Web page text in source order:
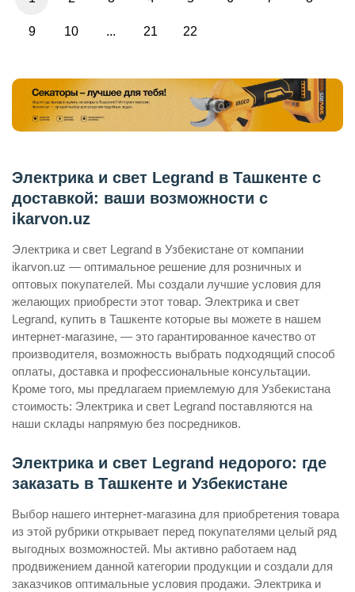
9 10 ... 21 22
Электрика и свет Legrand в Ташкенте с
доставкой: ваши возможности с
ikarvon.uz
Электрика и свет Legrand в Узбекистане от компании
ikarvon.uz — оптимальное решение для розничных и
оптовых покупателей. Мы создали лучшие условия для
желающих приобрести этот товар. Электрика и свет
Legrand, купить в Ташкенте которые вы можете в нашем
интернет-магазине, — это гарантированное качество от
производителя, возможность выбрать подходящий способ
оплаты, доставка и профессиональные консультации.
Кроме того, мы предлагаем приемлемую для Узбекистана
стоимость: Электрика и свет Legrand поставляются на
наши склады напрямую без посредников.
Электрика и свет Legrand недорого: где
заказать в Ташкенте и Узбекистане
Выбор нашего интернет-магазина для приобретения товара
из этой рубрики открывает перед покупателями целый ряд
выгодных возможностей. Мы активно работаем над
продвижением данной категории продукции и создали для
заказчиков оптимальные условия продажи. Электрика и